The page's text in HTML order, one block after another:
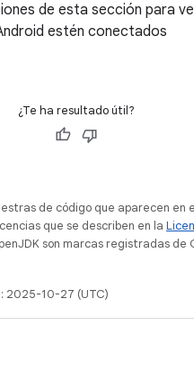
de esta sección para
estén conectados
¿Te ha resultado útil?
de código que aparecen en
que se describen en la
son marcas registradas de
2025-10-27 (UTC)